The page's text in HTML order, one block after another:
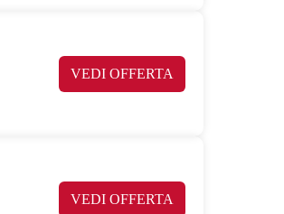
VEDI OFFERTA
VEDI OFFERTA